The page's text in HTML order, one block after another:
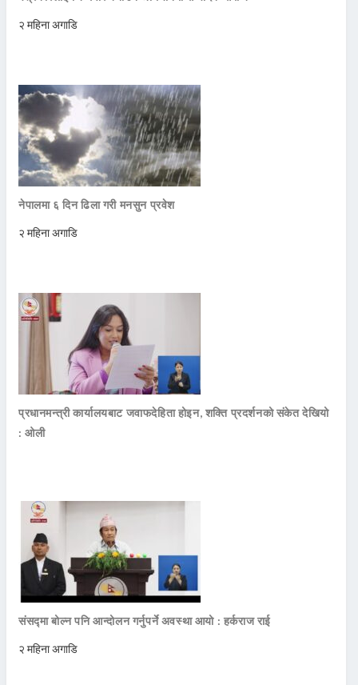
२ महिना अगाडि
नेपालमा ६ दिन ढिला गरी मनसुन प्रवेश
२ महिना अगाडि
प्रधानमन्त्री कार्यालयबाट जवाफदेहिता होइन, शक्ति प्रदर्शनको संकेत देखियो
: ओली
संसद्मा बोल्न पनि आन्दोलन गर्नुपर्ने अवस्था आयो : हर्कराज राई
२ महिना अगाडि